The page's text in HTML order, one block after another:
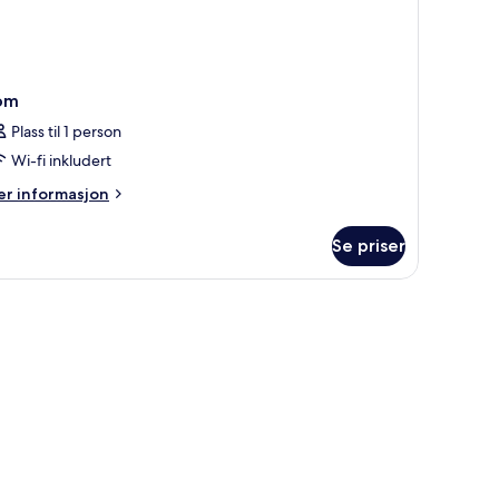
Plass til 1 person
Wi-fi inkludert
informasjon
Se priser